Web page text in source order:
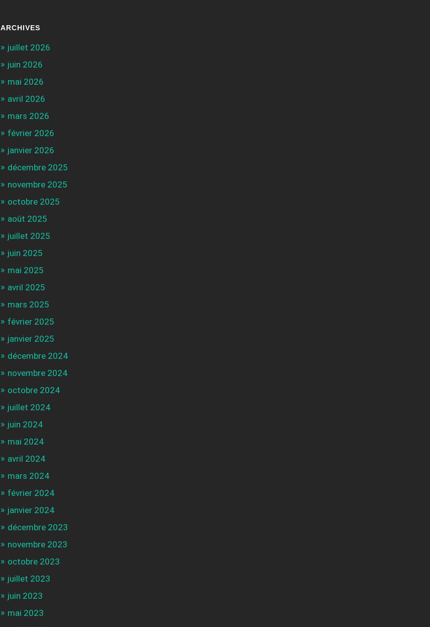
ARCHIVES
juillet 2026
juin 2026
mai 2026
avril 2026
mars 2026
février 2026
janvier 2026
décembre 2025
novembre 2025
octobre 2025
août 2025
juillet 2025
juin 2025
mai 2025
avril 2025
mars 2025
février 2025
janvier 2025
décembre 2024
novembre 2024
octobre 2024
juillet 2024
juin 2024
mai 2024
avril 2024
mars 2024
février 2024
janvier 2024
décembre 2023
novembre 2023
octobre 2023
juillet 2023
juin 2023
mai 2023